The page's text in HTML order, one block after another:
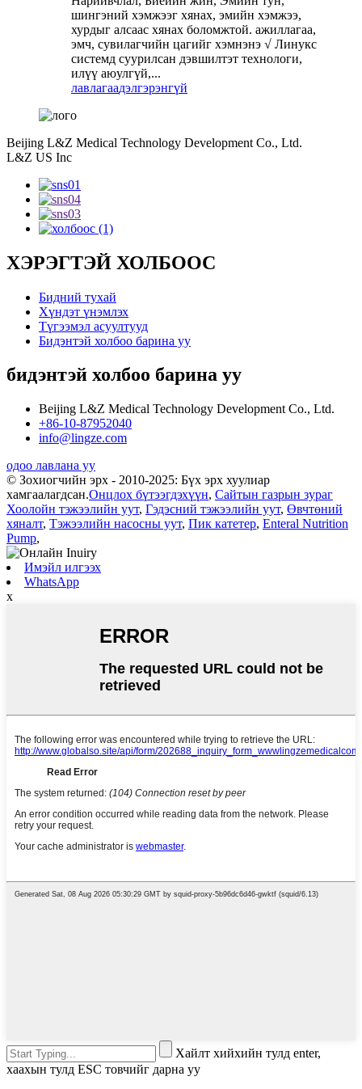
шингэний хэмжээг хянах, эмийн хэмжээ,
хурдыг алсаас хянах боломжтой. ажиллагаа,
эмч, сувилагчийн цагийг хэмнэнэ √ Линукс
системд суурилсан дэвшилтэт технологи,
илүү аюулгүй,...
лавлагаадэлгэрэнгүй
Beijing L&Z Medical Technology Development Co., Ltd.
L&Z US Inc
ХЭРЭГТЭЙ ХОЛБООС
Бидний тухай
Хүндэт үнэмлэх
Түгээмэл асуултууд
Бидэнтэй холбоо барина уу
бидэнтэй холбоо барина уу
Beijing L&Z Medical Technology Development Co., Ltd.
+86-10-87952040
info@lingze.com
одоо лавлана уу
© Зохиогчийн эрх - 2010-2025: Бүх эрх хуулиар
хамгаалагдсан.Онцлох бүтээгдэхүүн, Сайтын газрын зураг
Хоолойн тэжээлийн уут, Гэдэсний тэжээлийн уут, Өвчтөний
хяналт, Тэжээлийн насосны уут, Пик катетер, Enteral Nutrition
Pump,
Имэйл илгээх
WhatsApp
x
Хайлт хийхийн тулд enter,
хаахын тулд ESC товчийг дарна уу